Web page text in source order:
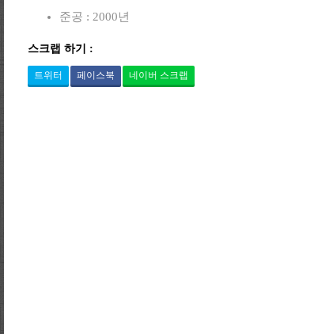
준공 : 2000년
스크랩 하기 :
트위터 페이스북 네이버 스크랩